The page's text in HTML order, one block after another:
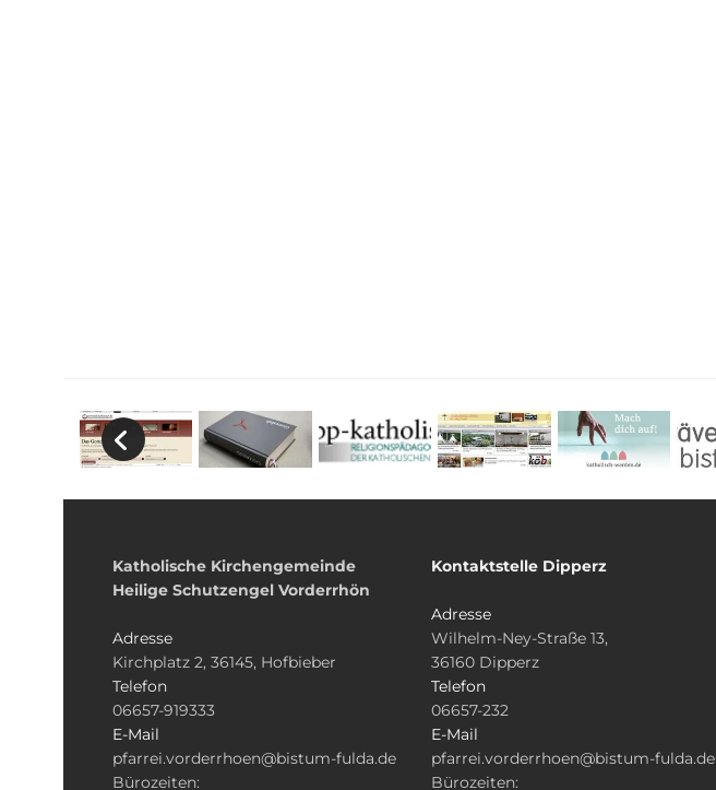
Katholische Kirchengemeinde
Heilige Schutzengel Vorderrhön
Adresse
Kirchplatz 2, 36145, Hofbieber
Telefon
06657-919333
E-Mail
pfarrei.vorderrhoen@bistum-fulda.de
Bürozeiten:
Kontaktstelle Dipperz
Adresse
Wilhelm-Ney-Straße 13,
36160 Dipperz
Telefon
06657-232
E-Mail
pfarrei.vorderrhoen@bistum-fulda.de
Bürozeiten: